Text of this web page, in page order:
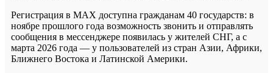
Регистрация в MAX доступна гражданам 40 государств: в
ноябре прошлого года возможность звонить и отправлять
сообщения в мессенджере появилась у жителей СНГ, а с
марта 2026 года — у пользователей из стран Азии, Африки,
Ближнего Востока и Латинской Америки.